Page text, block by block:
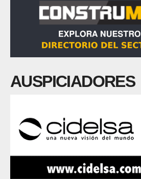
AUSPICIADORES